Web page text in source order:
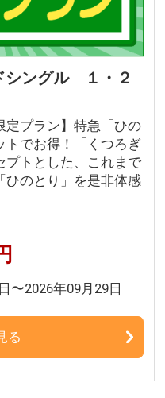
シングル １・２
定プラン】特急「ひの
トでお得！「くつろぎ
プトとした、これまで
ひのとり」を是非体感
〜2026年09月29日
る